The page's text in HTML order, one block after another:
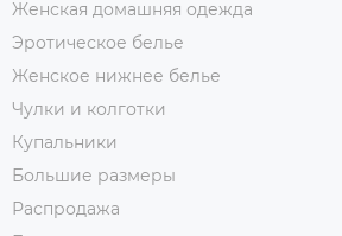
Женская домашняя одежда
Эротическое белье
Женское нижнее белье
Чулки и колготки
Купальники
Большие размеры
Распродажа